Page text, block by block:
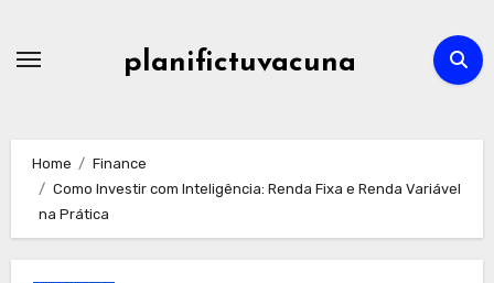
planifictuvacuna
Home
Finance
Como Investir com Inteligência: Renda Fixa e Renda Variável
na Prática